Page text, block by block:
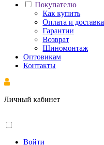
Покупателю
Как купить
Оплата и доставка
Гарантии
Возврат
Шиномонтаж
Оптовикам
Контакты
Личный кабинет
Войти